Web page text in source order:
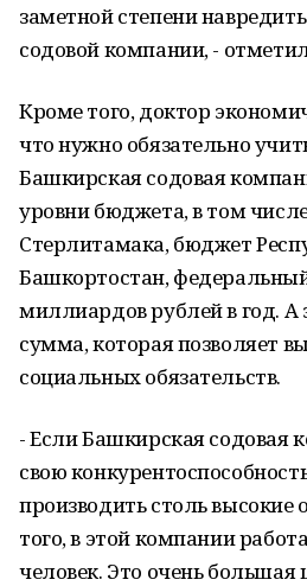
заметной степени
содовой компании, -
Кроме того, доктор
что нужно обязательно
Башкирская содовая
уровни бюджета, в том
Стерлитамака, бюджет
Башкортостан,
миллиардов рублей в год. А
сумма, которая позволяет
социальных обязательств.
- Если Башкирская содовая
свою
производить столь высокие
того, в этой компании
человек. Это очень